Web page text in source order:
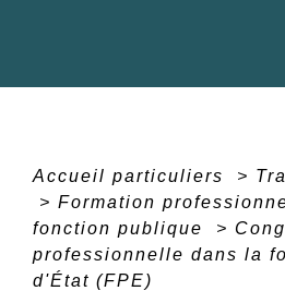
Accueil particuliers >
> Formation
fonction publique
>
professionnelle dans la
d'État (FPE)